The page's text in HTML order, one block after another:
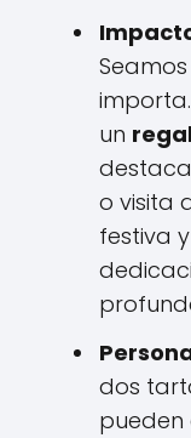
un
o visita
festiva
dos